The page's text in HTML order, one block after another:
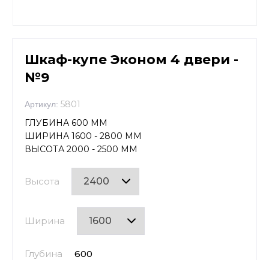
Шкаф-купе Эконом 4 двери -
№9
Артикул: 5801
ГЛУБИНА 600 ММ
ШИРИНА 1600 - 2800 ММ
ВЫСОТА 2000 - 2500 ММ
Высота
Ширина
Глубина 600